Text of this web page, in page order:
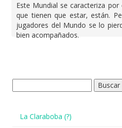
Este Mundial se caracteriza
que tienen que estar, están.
jugadores del Mundo se lo
bien acompañados.
La Claraboba (?)